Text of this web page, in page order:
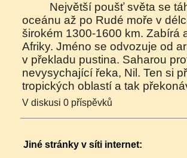
Největší poušť světa se táhne od Atlantického
oceánu až po Rudé moře v
širokém 1300-1600 km. Zabírá
Afriky. Jméno se odvozuje od
v překladu pustina. Saharou
nevysychající řeka, Nil. Ten si
tropických oblastí a tak
V diskusi 0 příspěvků
Jiné stránky v síti internet: